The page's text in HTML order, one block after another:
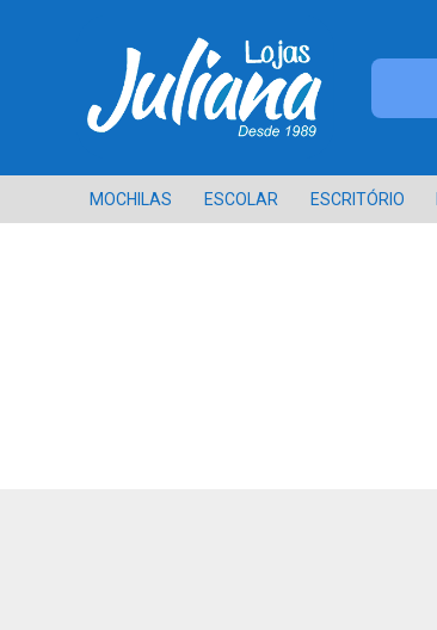
MOCHILAS ESCOLAR ESCRITÓRIO